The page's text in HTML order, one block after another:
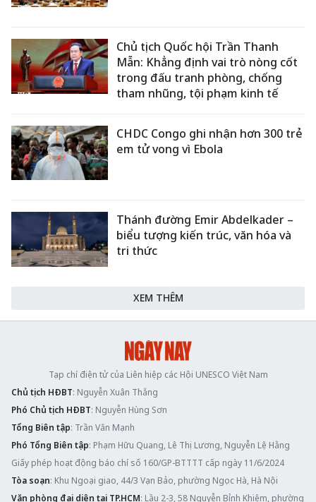
Chủ tịch Quốc hội Trần Thanh
Mẫn: Khẳng định vai trò nòng cốt
trong đấu tranh phòng, chống
tham nhũng, tội phạm kinh tế
CHDC Congo ghi nhận hơn 300 trẻ
em tử vong vì Ebola
Thánh đường Emir Abdelkader –
biểu tượng kiến trúc, văn hóa và
tri thức
XEM THÊM
Tạp chí điện tử của Liên hiệp các Hội UNESCO Việt Nam
Chủ tịch HĐBT: Nguyễn Xuân Thắng
Phó Chủ tịch HĐBT: Nguyễn Hùng Sơn
Tổng Biên tập: Trần Văn Mạnh
Phó Tổng Biên tập: Phạm Hữu Quang, Lê Thị Lương, Nguyễn Lệ Hằng
Giấy phép hoạt động báo chí số 160/GP-BTTTT cấp ngày 11/6/2024
Tòa soạn: Khu Ngoại giao, 44/3 Vạn Bảo, phường Ngọc Hà, Hà Nội
Văn phòng đại diện tại TP.HCM: Lầu 2-3, 58 Nguyễn Bỉnh Khiêm, phường